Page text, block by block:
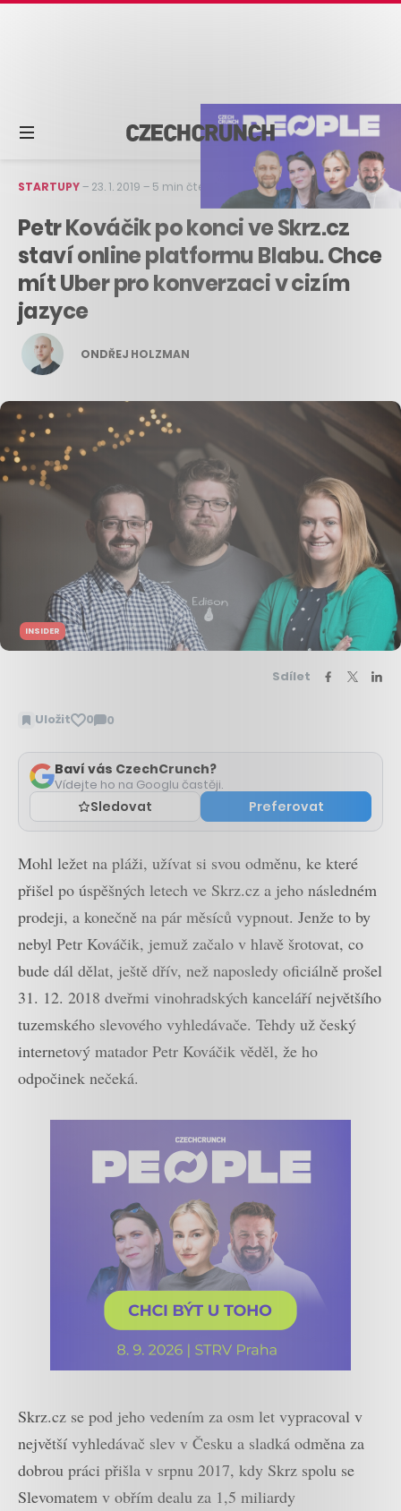
STARTUPY– 23. 1. 2019 – 5 min čtení
Petr Kováčik po konci ve Skrz.cz
staví online platformu Blabu. Chce
mít Uber pro konverzaci v cizím
jazyce
ONDŘEJ HOLZMAN
INSIDER
Sdílet
Uložit 0 0
Zobrazit
Baví vás CzechCrunch?
Vídejte ho na Googlu častěji.
Sledovat Preferovat
Mohl ležet na pláži, užívat si svou odměnu, ke které
přišel po úspěšných letech ve Skrz.cz a jeho následném
prodeji, a konečně na pár měsíců vypnout. Jenže to by
nebyl Petr Kováčik, jemuž začalo v hlavě šrotovat, co
bude dál dělat, ještě dřív, než naposledy oficiálně prošel
31. 12. 2018 dveřmi vinohradských kanceláří největšího
tuzemského slevového vyhledávače. Tehdy už český
internetový matador Petr Kováčik věděl, že ho
odpočinek nečeká.
Skrz.cz se pod jeho vedením za osm let vypracoval v
největší vyhledávač slev v Česku a sladká odměna za
dobrou práci přišla v srpnu 2017, kdy Skrz spolu se
Slevomatem v obřím dealu za 1,5 miliardy